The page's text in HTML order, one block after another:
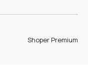
Shoper Premium